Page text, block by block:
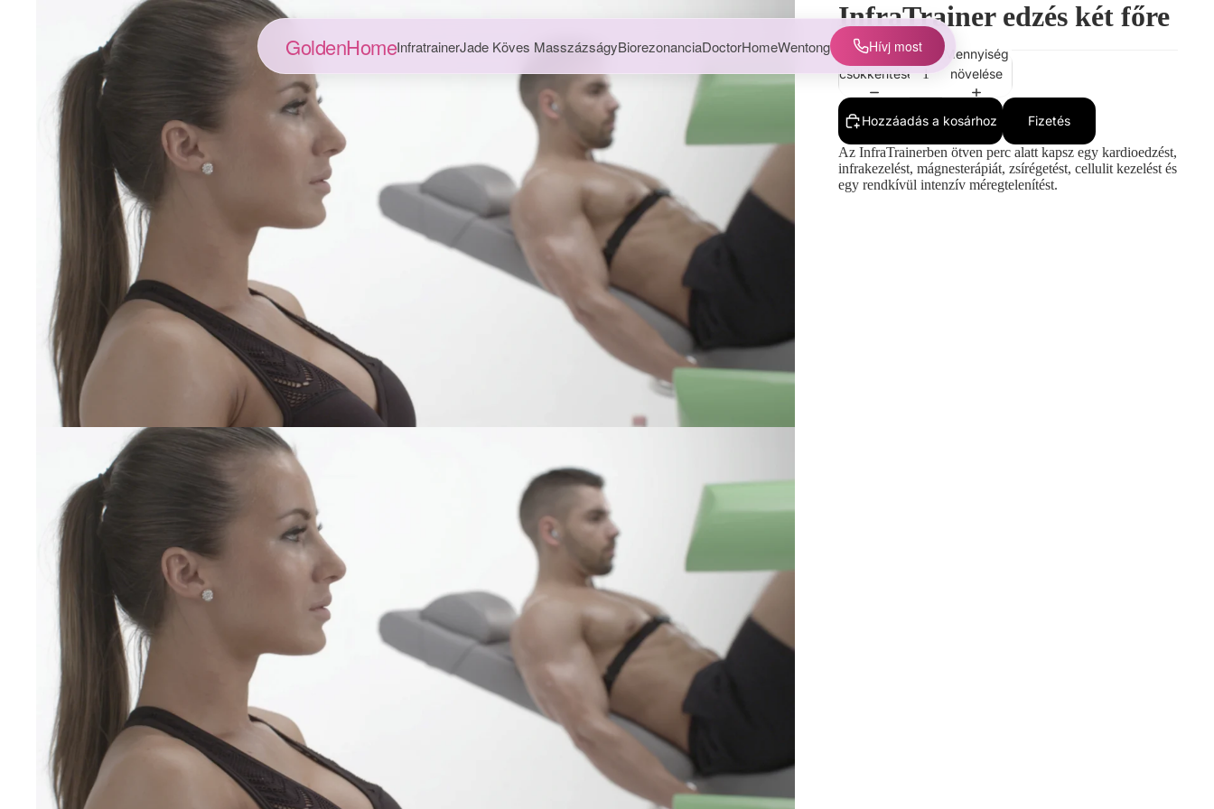
GoldenHomeInfratrainerJade Köves MasszázságyBiorezonanciaDoctorHomeWentong Hívj most
InfraTrainer edzés két főre
9.000 Ft
Mennyiség
csökkentése
Mennyiség
növelése
Hozzáadás a kosárhoz Fizetés
Az InfraTrainerben ötven perc alatt kapsz egy kardioedzést,
infrakezelést, mágnesterápiát, zsírégetést, cellulit kezelést és
egy rendkívül intenzív méregtelenítést.